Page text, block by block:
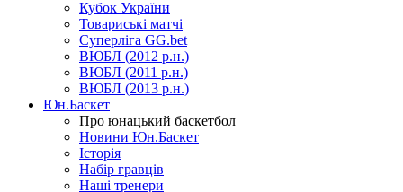
Кубок України
Товариські матчі
Суперліга GG.bet
ВЮБЛ (2012 р.н.)
ВЮБЛ (2011 р.н.)
ВЮБЛ (2013 р.н.)
Юн.Баскет
Про юнацький баскетбол
Новини Юн.Баскет
Історія
Набір гравців
Наші тренери